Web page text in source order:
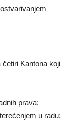
četiri Kantona koji
prava;
u radu;